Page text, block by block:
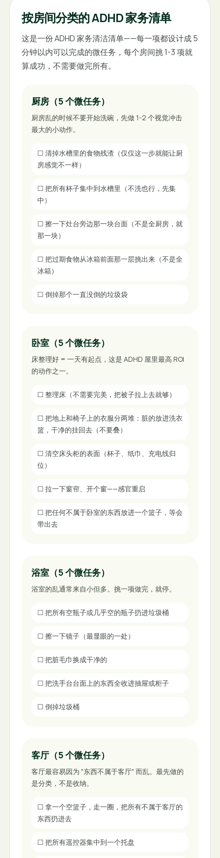
按房间分类的 ADHD 家务清单
这是一份 ADHD 家务清洁清单——每一项都设计成 5
分钟以内可以完成的微任务，每个房间挑 1-3 项就
算成功，不需要做完所有。
厨房（5 个微任务）
厨房乱的时候不要开始洗碗，先做 1-2 个视觉冲击
最大的小动作。
☐ 清掉水槽里的食物残渣（仅仅这一步就能让厨
房感觉不一样）
☐ 把所有杯子集中到水槽里（不洗也行，先集
中）
☐ 擦一下灶台旁边那一块台面（不是全厨房，就
那一块）
☐ 把过期食物从冰箱前面那一层挑出来（不是全
冰箱）
☐ 倒掉那个一直没倒的垃圾袋
卧室（5 个微任务）
床整理好 = 一天有起点，这是 ADHD 屋里最高 ROI
的动作之一。
☐ 整理床（不需要完美，把被子拉上去就够）
☐ 把地上和椅子上的衣服分两堆：脏的放进洗衣
篮，干净的挂回去（不要叠）
☐ 清空床头柜的表面（杯子、纸巾、充电线归
位）
☐ 拉一下窗帘、开个窗——感官重启
☐ 把任何不属于卧室的东西放进一个篮子，等会
带出去
浴室（5 个微任务）
浴室的乱通常来自小但多。挑一项做完，就停。
☐ 把所有空瓶子或几乎空的瓶子扔进垃圾桶
☐ 擦一下镜子（最显眼的一处）
☐ 把脏毛巾换成干净的
☐ 把洗手台台面上的东西全收进抽屉或柜子
☐ 倒掉垃圾桶
客厅（5 个微任务）
客厅最容易因为 "东西不属于客厅" 而乱。最先做的
是分类，不是收纳。
☐ 拿一个空篮子，走一圈，把所有不属于客厅的
东西扔进去
☐ 把所有遥控器集中到一个托盘